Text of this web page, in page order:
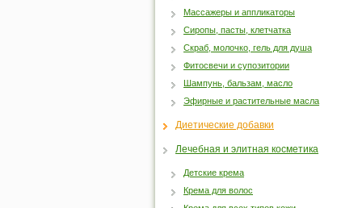
Массажеры и аппликаторы
Сиропы, пасты, клетчатка
Скраб, молочко, гель для душа
Фитосвечи и супозитории
Шампунь, бальзам, масло
Эфирные и растительные масла
Диетические добавки
Лечебная и элитная косметика
Детские крема
Крема для волос